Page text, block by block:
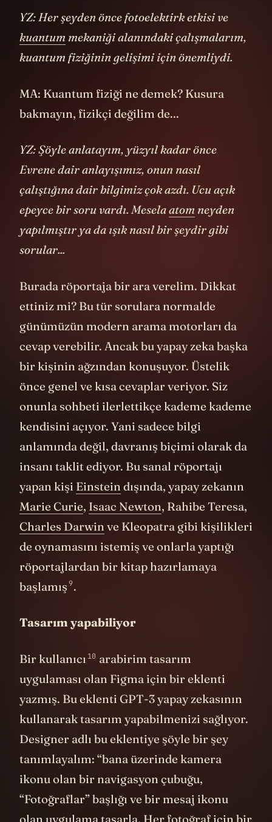
kuantum fiziğinin gelişimi için önemliydi.
MA: Kuantum fiziği ne demek? Kusura
YZ: Şöyle anlatayım, yüzyıl kadar önce
çalıştığına dair bilgimiz çok azdı. Ucu açık
epeyce bir soru vardı. Meselaatomneyden
yapılmıştır ya da ışık nasıl bir şeydir gibi
sorular...
Burada röportaja bir ara verelim. Dikkat
günümüzün modern arama motorları da
cevap verebilir. Ancak bu yapay zeka başka
bir kişinin ağzından konuşuyor. Üstelik
önce genel ve kısa cevaplar veriyor. Siz
onunla sohbeti ilerlettikçe kademe kademe
kendisini açıyor. Yani sadece bilgi
anlamında değil, davranış biçimi olarak da
insanı taklit ediyor. Bu sanal röportajı
yapan kişiEinsteindışında, yapay zekanın
Marie Curie ,Isaac Newton, Rahibe Teresa,
Charles Darwinve Kleopatra gibi kişilikleri
de oynamasını istemiş ve onlarla yaptığı
röportajlardan bir kitap hazırlamaya
başlamış .
Tasarım yapabiliyor
Bir kullanıcı
arabirim tasarım
yazmış. Bu eklenti GPT-3 yapay zekasının
kullanarak tasarım yapabilmenizi sağlıyor.
Designer adlı bu eklentiye şöyle bir şey
tanımlayalım: “bana üzerinde kamera
ikonu olan bir navigasyon çubuğu,
“Fotoğraflar” başlığı ve bir mesaj ikonu
olan uygulama tasarla. Her fotoğraf için bir
kullanıcı ikonu, bir fotoğraf, bir kalp ikonu,
ve bir de sohbet balonu ikonu olan bir